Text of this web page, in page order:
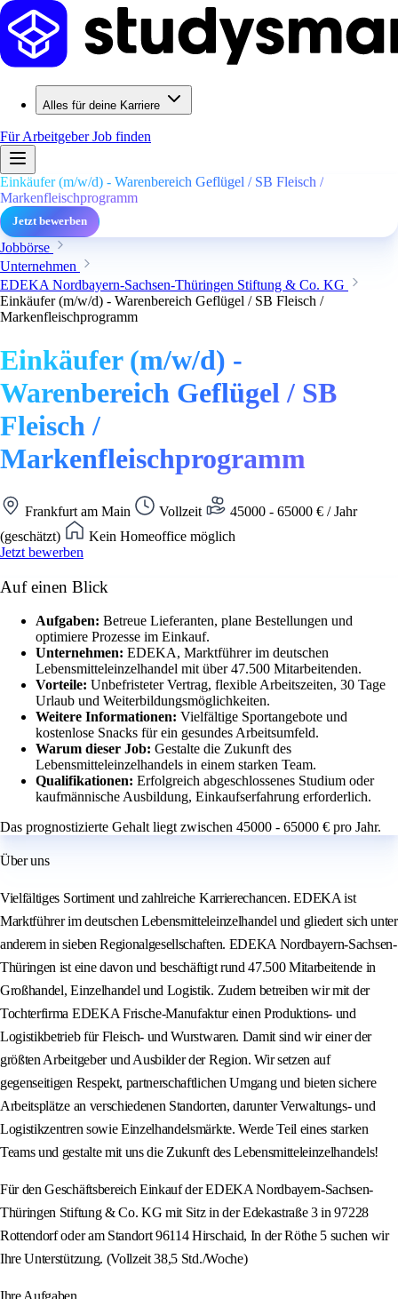
Alles für deine Karriere
Für ArbeitgeberJob finden
Einkäufer (m/w/d) - Warenbereich Geflügel / SB Fleisch /
Markenfleischprogramm
Jetzt bewerben
Jobbörse
Unternehmen
EDEKA Nordbayern-Sachsen-Thüringen Stiftung & Co. KG
Einkäufer (m/w/d) - Warenbereich Geflügel / SB Fleisch /
Markenfleischprogramm
Einkäufer (m/w/d) -
Warenbereich Geflügel / SB
Fleisch /
Markenfleischprogramm
Frankfurt am Main Vollzeit
45000 - 65000 € / Jahr
(geschätzt)
Kein Homeoffice möglich
Jetzt bewerben
Auf einen Blick
Aufgaben: Betreue Lieferanten, plane Bestellungen und
optimiere Prozesse im Einkauf.
Unternehmen: EDEKA, Marktführer im deutschen
Lebensmitteleinzelhandel mit über 47.500 Mitarbeitenden.
Vorteile: Unbefristeter Vertrag, flexible Arbeitszeiten, 30 Tage
Urlaub und Weiterbildungsmöglichkeiten.
Weitere Informationen: Vielfältige Sportangebote und
kostenlose Snacks für ein gesundes Arbeitsumfeld.
Warum dieser Job: Gestalte die Zukunft des
Lebensmitteleinzelhandels in einem starken Team.
Qualifikationen: Erfolgreich abgeschlossenes Studium oder
kaufmännische Ausbildung, Einkaufserfahrung erforderlich.
Das prognostizierte Gehalt liegt zwischen 45000 - 65000 € pro Jahr.
Über uns
Vielfältiges Sortiment und zahlreiche Karrierechancen. EDEKA ist
Marktführer im deutschen Lebensmitteleinzelhandel und gliedert sich unter
anderem in sieben Regionalgesellschaften. EDEKA Nordbayern-Sachsen-
Thüringen ist eine davon und beschäftigt rund 47.500 Mitarbeitende in
Großhandel, Einzelhandel und Logistik. Zudem betreiben wir mit der
Tochterfirma EDEKA Frische-Manufaktur einen Produktions- und
Logistikbetrieb für Fleisch- und Wurstwaren. Damit sind wir einer der
größten Arbeitgeber und Ausbilder der Region. Wir setzen auf
gegenseitigen Respekt, partnerschaftlichen Umgang und bieten sichere
Arbeitsplätze an verschiedenen Standorten, darunter Verwaltungs- und
Logistikzentren sowie Einzelhandelsmärkte. Werde Teil eines starken
Teams und gestalte mit uns die Zukunft des Lebensmitteleinzelhandels!
Für den Geschäftsbereich Einkauf der EDEKA Nordbayern-Sachsen-
Thüringen Stiftung & Co. KG mit Sitz in der Edekastraße 3 in 97228
Rottendorf oder am Standort 96114 Hirschaid, In der Röthe 5 suchen wir
Ihre Unterstützung. (Vollzeit 38,5 Std./Woche)